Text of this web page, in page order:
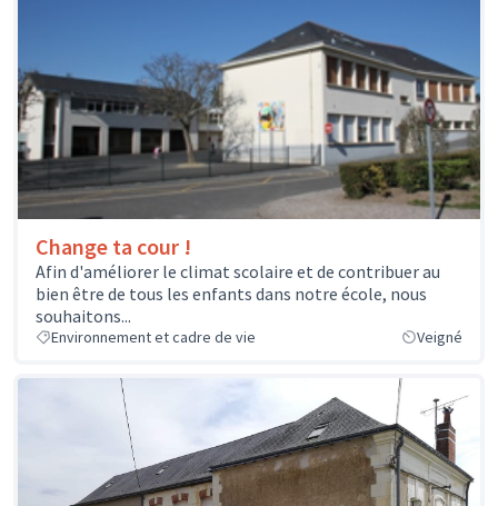
Change ta cour !
Afin d'améliorer le climat scolaire et de contribuer au
bien être de tous les enfants dans notre école, nous
souhaitons...
Environnement et cadre de vie Veigné